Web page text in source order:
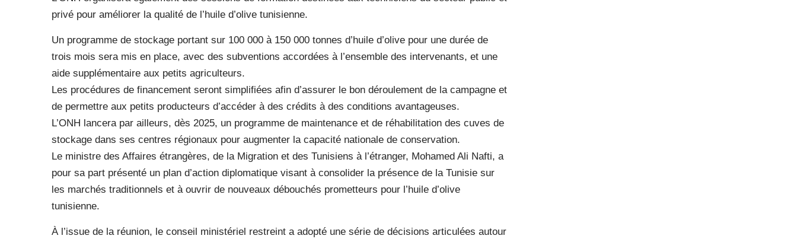
privé pour améliorer la qualité de l’huile d’olive tunisienne.
Un programme de stockage portant sur 100 000 à 150 000 tonnes d’huile d’olive pour une durée de
trois mois sera mis en place, avec des subventions accordées à l’ensemble des intervenants, et une
aide supplémentaire aux petits agriculteurs.
Les procédures de financement seront simplifiées afin d’assurer le bon déroulement de la campagne et
de permettre aux petits producteurs d’accéder à des crédits à des conditions avantageuses.
L’ONH lancera par ailleurs, dès 2025, un programme de maintenance et de réhabilitation des cuves de
stockage dans ses centres régionaux pour augmenter la capacité nationale de conservation.
Le ministre des Affaires étrangères, de la Migration et des Tunisiens à l’étranger, Mohamed Ali Nafti, a
pour sa part présenté un plan d’action diplomatique visant à consolider la présence de la Tunisie sur
les marchés traditionnels et à ouvrir de nouveaux débouchés prometteurs pour l’huile d’olive
tunisienne.
À l’issue de la réunion, le conseil ministériel restreint a adopté une série de décisions articulées autour